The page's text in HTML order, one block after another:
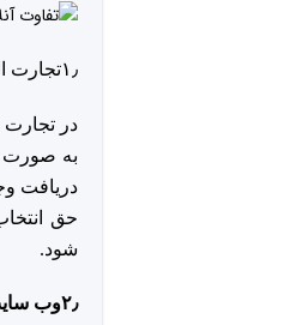
۱٫تجارت الکترونیک
در
به صورت
دریافت
حق
شود.
۲٫وب سایت ها